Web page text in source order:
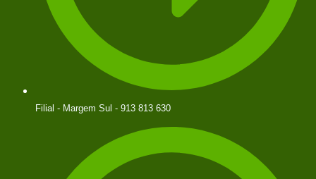
Filial - Margem Sul - 913 813 630​